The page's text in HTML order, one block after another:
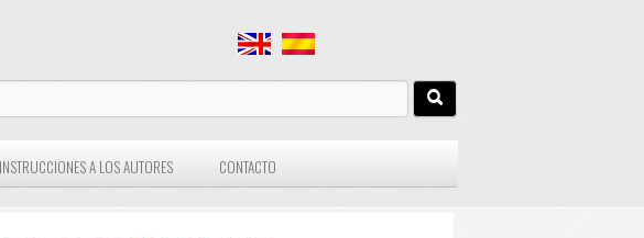
INSTRUCCIONES A LOS AUTORES CONTACTO